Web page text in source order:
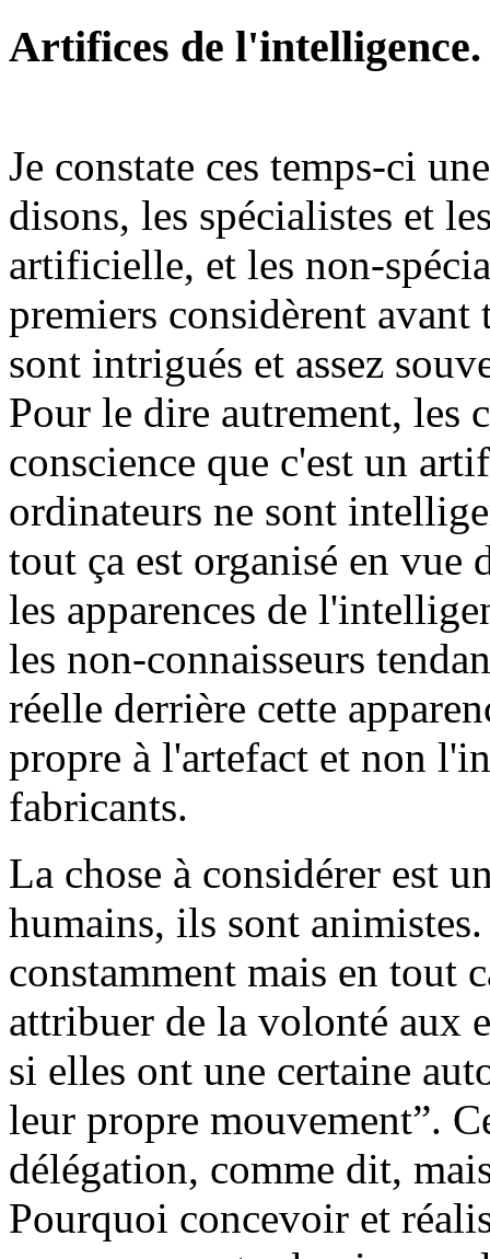
Artifices de l'intelligence.
Je constate ces temps-ci
disons, les spécialistes et
artificielle, et les non-
premiers considèrent
sont intrigués et assez
Pour le dire autrement, les
conscience que c'est un
ordinateurs ne sont
tout ça est organisé en
les apparences de
les non-connaisseurs
réelle derrière cette
propre à l'artefact et non
fabricants.
La chose à considérer est
humains, ils sont
constamment mais en tout
attribuer de la volonté aux
si elles ont une certaine
leur propre mouvement”.
délégation, comme dit,
Pourquoi concevoir et